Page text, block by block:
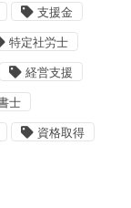
支援金
特定社労士
経営支援
士
資格取得